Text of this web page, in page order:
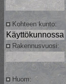
Kohteen kunto:
Käyttökunnossa
Rakennusvuosi:
Huom: